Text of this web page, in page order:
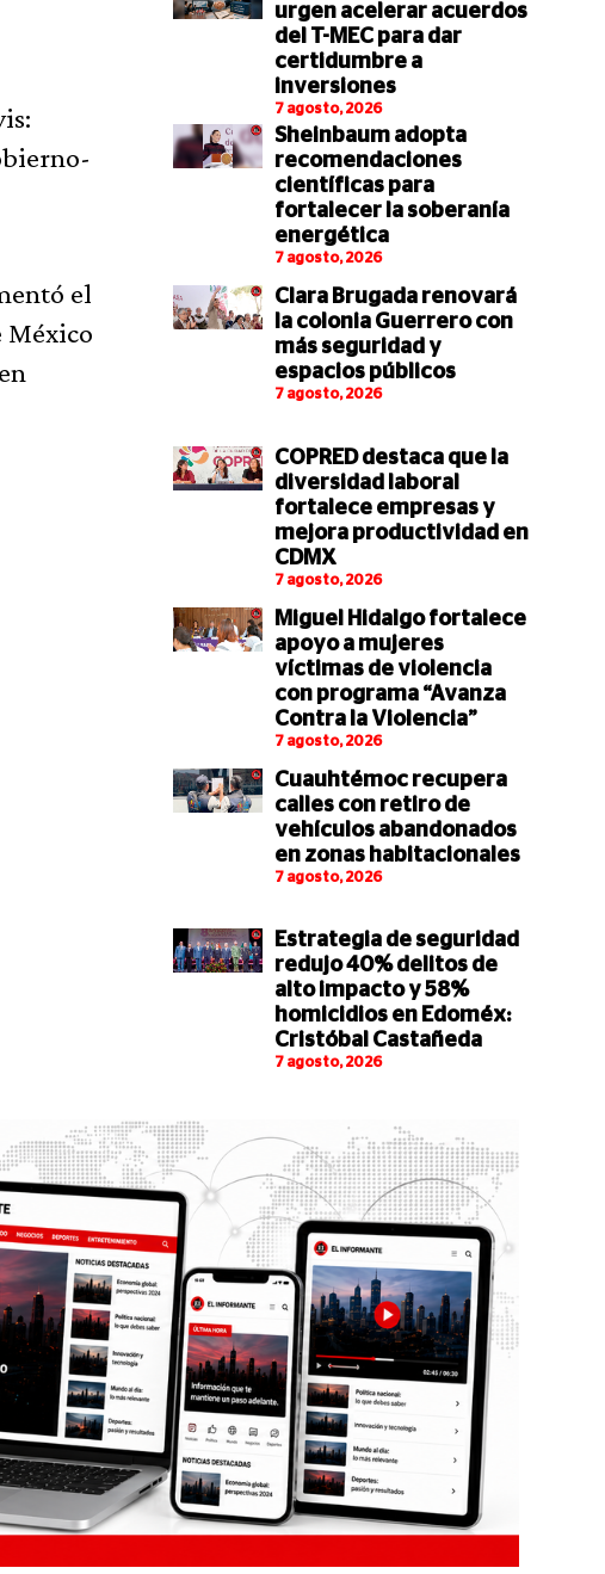
el
México
urgen acelerar acuerdos
del T-MEC para dar
certidumbre a
inversiones
7 agosto, 2026
Sheinbaum adopta
recomendaciones
científicas para
fortalecer la soberanía
energética
7 agosto, 2026
Clara Brugada renovará
la colonia Guerrero con
más seguridad y
espacios públicos
7 agosto, 2026
COPRED destaca que la
diversidad laboral
fortalece empresas y
mejora productividad en
CDMX
7 agosto, 2026
Miguel Hidalgo fortalece
apoyo a mujeres
víctimas de violencia
con programa “Avanza
Contra la Violencia”
7 agosto, 2026
Cuauhtémoc recupera
calles con retiro de
vehículos abandonados
en zonas habitacionales
7 agosto, 2026
Estrategia de seguridad
redujo 40% delitos de
alto impacto y 58%
homicidios en Edoméx:
Cristóbal Castañeda
7 agosto, 2026